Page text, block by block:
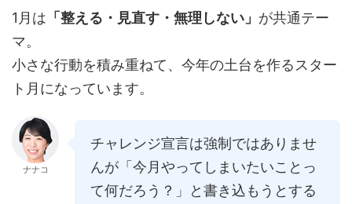
1月は 「整える・見直す・無理しない」 が共通テー
マ。
小さな行動を積み重ねて、今年の土台を作るスター
ト月になっています。
ナナコ
チャレンジ宣言は強制ではありませ
んが「今月やってしまいたいことっ
て何だろう？」と書き込もうとする